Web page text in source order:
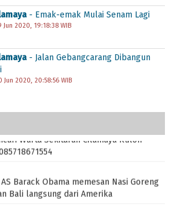
- Emak-emak Mulai Senam Lagi
Jun 2020, 19:18:38 WIB
- Jalan Gebangcarang Dibangun
Jun 2020, 20:58:56 WIB
Warta Sekitaran Cilamaya Kulon -
Barack Obama memesan Nasi Goreng